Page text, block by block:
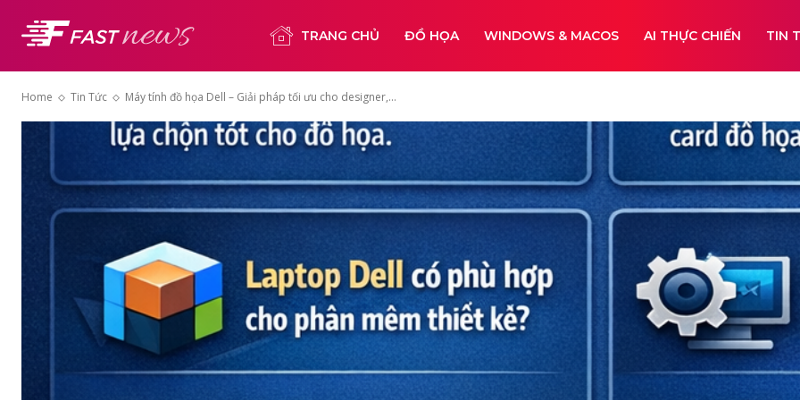
TRANG CHỦ ĐỒ HỌA WINDOWS & MACOS AI THỰC CHIẾN TIN
Home Tin Tức Máy tính đồ họa Dell – Giải pháp tối ưu cho designer,...